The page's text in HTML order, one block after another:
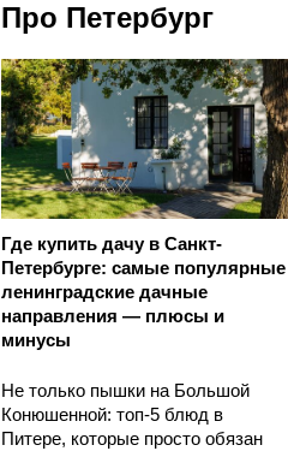
Про Петербург
Где купить дачу в Санкт-
Петербурге: самые популярные
ленинградские дачные
направления — плюсы и
минусы
Не только пышки на Большой
Конюшенной: топ-5 блюд в
Питере, которые просто обязан